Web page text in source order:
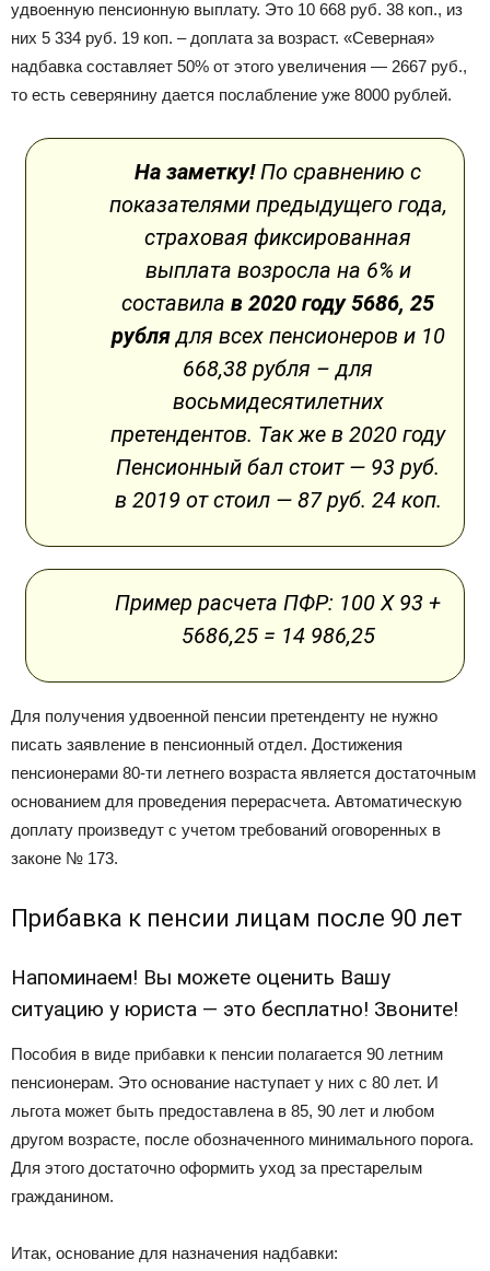
удвоенную пенсионную выплату. Это 10 668 руб. 38 коп., из
них 5 334 руб. 19 коп. – доплата за возраст. «Северная»
надбавка составляет 50% от этого увеличения — 2667 руб.,
то есть северянину дается послабление уже 8000 рублей.
На заметку!По сравнению с
показателями предыдущего года,
страховая фиксированная
выплата возросла на 6% и
составила в 2020 году 5686, 25
рублядля всех пенсионеров и 10
668,38 рубля – для
восьмидесятилетних
претендентов. Так же в 2020 году
Пенсионный бал стоит — 93 руб.
в 2019 от стоил — 87 руб. 24 коп.
Пример расчета ПФР: 100 Х 93 +
5686,25 = 14 986,25
Для получения удвоенной пенсии претенденту не нужно
писать заявление в пенсионный отдел. Достижения
пенсионерами 80-ти летнего возраста является достаточным
основанием для проведения перерасчета. Автоматическую
доплату произведут с учетом требований оговоренных в
законе № 173.
Прибавка к пенсии лицам после 90 лет
Напоминаем! Вы можете оценить Вашу
ситуацию у юриста — это бесплатно! Звоните!
Пособия в виде прибавки к пенсии полагается 90 летним
пенсионерам. Это основание наступает у них с 80 лет. И
льгота может быть предоставлена в 85, 90 лет и любом
другом возрасте, после обозначенного минимального порога.
Для этого достаточно оформить уход за престарелым
гражданином.
Итак, основание для назначения надбавки: